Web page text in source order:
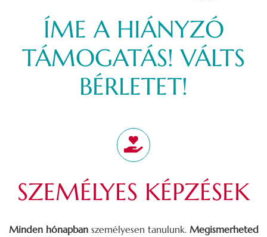
ÍME A HIÁNYZÓ
TÁMOGATÁS! VÁLTS
BÉRLETET!
SZEMÉLYES KÉPZÉSEK
Minden hónapbanszemélyesen tanulunk. Megismerheted